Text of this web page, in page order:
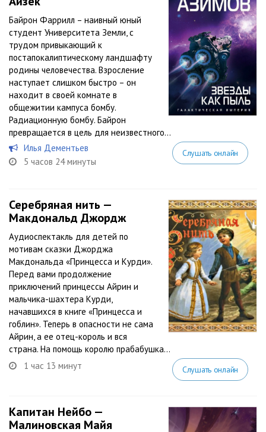
Байрон Фаррилл – наивный юный
студент Университета Земли, с
трудом привыкающий к
постапокалиптическому ландшафту
родины человечества. Взросление
наступает слишком быстро – он
находит в своей комнате в
общежитии кампуса бомбу.
Радиационную бомбу. Байрон
превращается в цель для неизвестного...
Илья Дементьев
5 часов 24 минуты
Слушать онлайн
Серебряная нить —
Макдональд Джордж
Аудиоспектакль для детей по
мотивам сказки Джорджа
Макдональда «Принцесса и Курди».
Перед вами продолжение
приключений принцессы Айрин и
мальчика-шахтера Курди,
начавшихся в книге «Принцесса и
гоблин». Теперь в опасности не сама
Айрин, а ее отец-король и вся
страна. На помощь королю прабабушка...
1 час 13 минут
Слушать онлайн
Капитан Нейбо —
Малиновская Майя